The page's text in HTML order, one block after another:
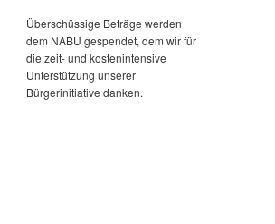
Überschüssige Beträge werden
dem NABU gespendet, dem wir für
die zeit- und kostenintensive
Unterstützung unserer
Bürgerinitiative danken.